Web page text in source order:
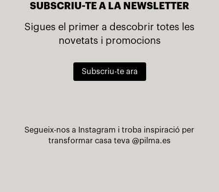
SUBSCRIU-TE A LA NEWSLETTER
Sigues el primer a descobrir totes les
novetats i promocions
Subscriu-te ara
Segueix-nos a Instagram i troba inspiració per
transformar casa teva @pilma.es